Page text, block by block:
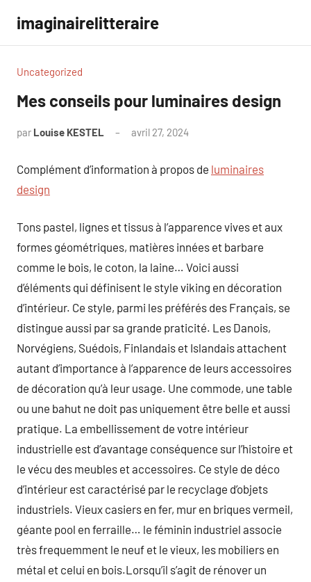
contenu
imaginairelitteraire
Uncategorized
Mes conseils pour luminaires design
par Louise KESTEL avril 27, 2024
Complément d’information à propos de luminaires
design
Tons pastel, lignes et tissus à l’apparence vives et aux
formes géométriques, matières innées et barbare
comme le bois, le coton, la laine… Voici aussi
d’éléments qui définisent le style viking en décoration
d’intérieur. Ce style, parmi les préférés des Français, se
distingue aussi par sa grande praticité. Les Danois,
Norvégiens, Suédois, Finlandais et Islandais attachent
autant d’importance à l’apparence de leurs accessoires
de décoration qu’à leur usage. Une commode, une table
ou une bahut ne doit pas uniquement être belle et aussi
pratique. La embellissement de votre intérieur
industrielle est d’avantage conséquence sur l’histoire et
le vécu des meubles et accessoires. Ce style de déco
d’intérieur est caractérisé par le recyclage d’objets
industriels. Vieux casiers en fer, mur en briques vermeil,
géante pool en ferraille… le féminin industriel associe
très frequemment le neuf et le vieux, les mobiliers en
métal et celui en bois.Lorsqu’il s’agit de rénover un